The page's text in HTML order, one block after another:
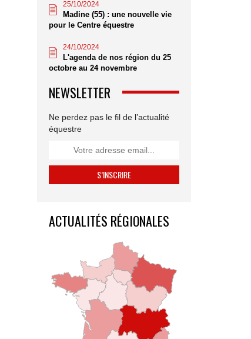
25/10/2024
Madine (55) : une nouvelle vie
pour le Centre équestre
24/10/2024
L'agenda de nos région du 25
octobre au 24 novembre
NEWSLETTER
Ne perdez pas le fil de l’actualité
équestre
ACTUALITÉS RÉGIONALES